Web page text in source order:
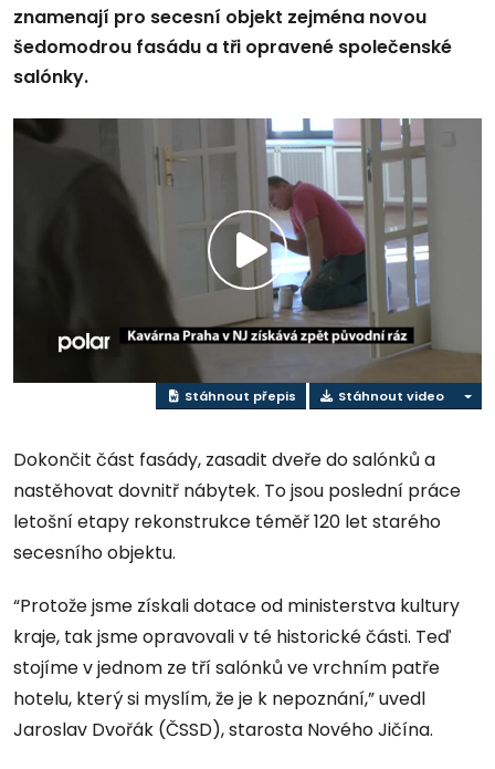
znamenají pro secesní objekt zejména novou
šedomodrou fasádu a tři opravené společenské
salónky.
Přehrát
video
Stáhnout přepis Stáhnout video
Dokončit část fasády, zasadit dveře do salónků a
nastěhovat dovnitř nábytek. To jsou poslední práce
letošní etapy rekonstrukce téměř 120 let starého
secesního objektu.
“Protože jsme získali dotace od ministerstva kultury
kraje, tak jsme opravovali v té historické části. Teď
stojíme v jednom ze tří salónků ve vrchním patře
hotelu, který si myslím, že je k nepoznání,” uvedl
Jaroslav Dvořák (ČSSD), starosta Nového Jičína.